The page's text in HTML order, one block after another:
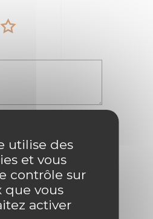
utilise des
et vous
contrôle sur
que vous
activer